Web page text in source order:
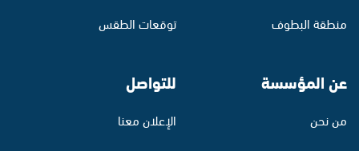
منطقة البطوف
توقعات الطقس
عن المؤسسة
من نحن
للتواصل
الإعلان معنا